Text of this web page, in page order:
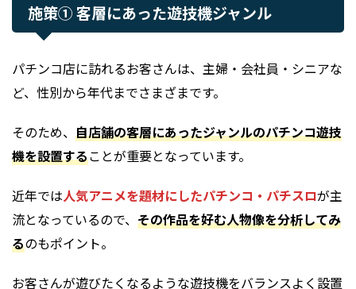
施策① 客層にあった遊技機ジャンル
パチンコ店に訪れるお客さんは、主婦・会社員・シニアな
ど、性別から年代までさまざまです。
そのため、 自店舗の客層にあったジャンルのパチンコ遊技
機を設置することが重要となっています。
近年では人気アニメを題材にしたパチンコ・パチスロが主
流となっているので、 その作品を好む人物像を分析してみ
るのもポイント。
お客さんが遊びたくなるような遊技機をバランスよく設置